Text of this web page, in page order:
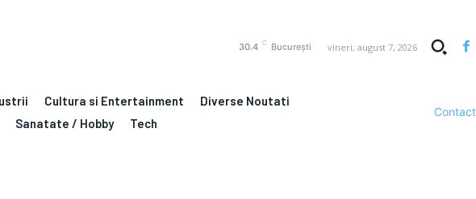
30.4 C București vineri, august 7, 2026
Cultura si Entertainment
Diverse Noutati
Sanatate / Hobby Tech
Contact